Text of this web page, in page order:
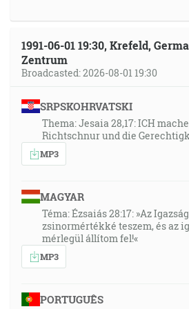
1991-06-01 19:30, Krefeld,
Zentrum
Broadcasted: 2026-08-01 19:30
SRPSKOHRVATSKI
Thema: Jesaia 28,17: ICH
Richtschnur und die
MP3
MAGYAR
Téma: Ézsaiás 28:17: »Az
zsinormértékké teszem, és az
mérlegül állítom fel!«
MP3
PORTUGUÊS